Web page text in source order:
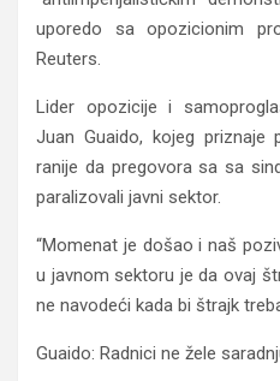
uporedo sa opozicionim
Reuters.
Lider opozicije i
Juan Guaido, kojeg priznaje
ranije da pregovora sa sa
paralizovali javni sektor.
“Momenat je došao i naš
u javnom sektoru je da ovaj
ne navodeći kada bi štrajk
Guaido: Radnici ne žele